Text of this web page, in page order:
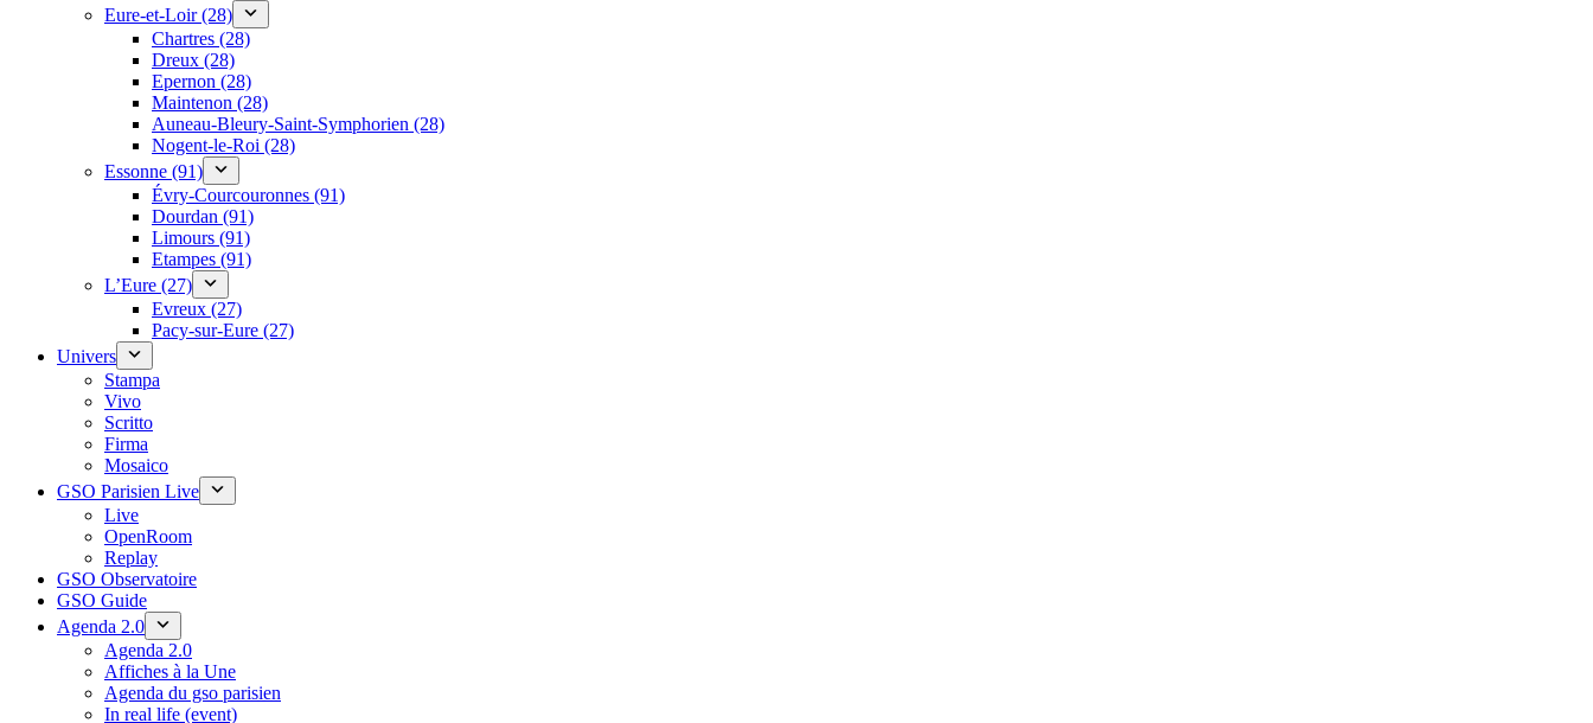
Eure-et-Loir (28)
Chartres (28)
Dreux (28)
Epernon (28)
Maintenon (28)
Auneau-Bleury-Saint-Symphorien (28)
Nogent-le-Roi (28)
Essonne (91)
Évry-Courcouronnes (91)
Dourdan (91)
Limours (91)
Etampes (91)
L’Eure (27)
Evreux (27)
Pacy-sur-Eure (27)
Univers
Stampa
Vivo
Scritto
Firma
Mosaico
GSO Parisien Live
Live
OpenRoom
Replay
GSO Observatoire
GSO Guide
Agenda 2.0
Agenda 2.0
Affiches à la Une
Agenda du gso parisien
In real life (event)